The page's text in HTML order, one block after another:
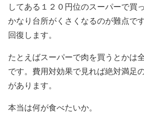
してある１２０円位のスーパーで買
かなり台所がくさくなるのが難点です
回復します。
たとえばスーパーで肉を買うとかは
です。費用対効果で見れば絶対満足
があります。
本当は何が食べたいか。